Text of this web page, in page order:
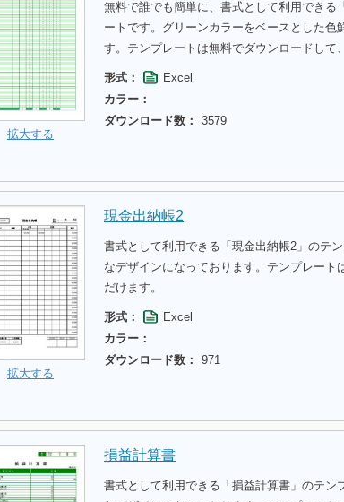
拡大する
無料で誰でも簡単に、書式として利用できる
ートです。グリーンカラーをベースとした色
す。テンプレートは無料でダウンロードして
形式：
Excel
カラー：
ダウンロード数：
3579
拡大する
現金出納帳2
書式として利用できる「現金出納帳2」のテ
なデザインになっております。テンプレート
だけます。
形式：
Excel
カラー：
ダウンロード数：
971
損益計算書
書式として利用できる「損益計算書」のテン